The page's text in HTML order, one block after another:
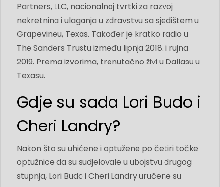
Partners, LLC, nacionalnoj tvrtki za razvoj
nekretnina i ulaganja u zdravstvu sa sjedištem u
Grapevineu, Texas. Također je kratko radio u
The Sanders Trustu između lipnja 2018. i rujna
2019. Prema izvorima, trenutačno živi u Dallasu u
Texasu.
Gdje su sada Lori Budo i
Cheri Landry?
Nakon što su uhićene i optužene po četiri točke
optužnice da su sudjelovale u ubojstvu drugog
stupnja, Lori Budo i Cheri Landry uručene su